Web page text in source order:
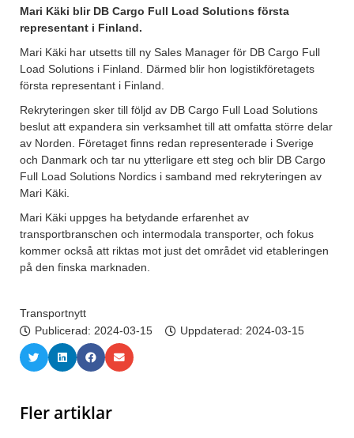
Mari Käki blir DB Cargo Full Load Solutions första
representant i Finland.
Mari Käki har utsetts till ny Sales Manager för DB Cargo Full
Load Solutions i Finland. Därmed blir hon logistikföretagets
första representant i Finland.
Rekryteringen sker till följd av DB Cargo Full Load Solutions
beslut att expandera sin verksamhet till att omfatta större delar
av Norden. Företaget finns redan representerade i Sverige
och Danmark och tar nu ytterligare ett steg och blir DB Cargo
Full Load Solutions Nordics i samband med rekryteringen av
Mari Käki.
Mari Käki uppges ha betydande erfarenhet av
transportbranschen och intermodala transporter, och fokus
kommer också att riktas mot just det området vid etableringen
på den finska marknaden.
Transportnytt
Publicerad: 2024-03-15 Uppdaterad: 2024-03-15
Fler artiklar